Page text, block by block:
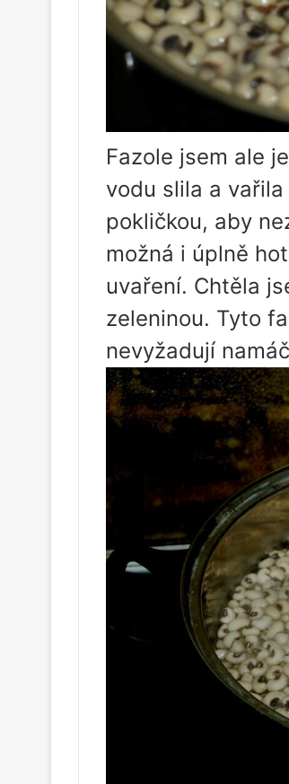
Fazole jsem ale
vodu slila a
pokličkou, aby
možná i úplně
uvaření. Chtěla
zeleninou. Tyto
nevyžadují